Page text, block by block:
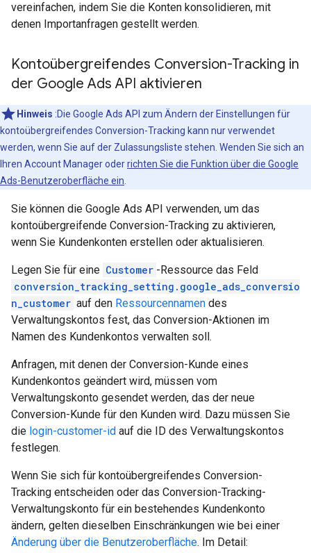
vereinfachen, indem Sie die Konten konsolidieren, mit
denen Importanfragen gestellt werden.
Kontoübergreifendes Conversion-Tracking in
der Google Ads API aktivieren
Hinweis :Die Google Ads API zum Ändern der Einstellungen für
kontoübergreifendes Conversion-Tracking kann nur verwendet
werden, wenn Sie auf der Zulassungsliste stehen. Wenden Sie sich an
Ihren Account Manager oderrichten Sie die Funktion über die Google
Ads-Benutzeroberfläche ein
Sie können die Google Ads API verwenden, um das
kontoübergreifende Conversion-Tracking zu aktivieren,
wenn Sie Kundenkonten erstellen oder aktualisieren.
Legen Sie für eine Customer -Ressource das Feld
conversion_tracking_setting.google_ads_conversio
n_customer auf den Ressourcennamen des
Verwaltungskontos fest, das Conversion-Aktionen im
Namen des Kundenkontos verwalten soll.
Anfragen, mit denen der Conversion-Kunde eines
Kundenkontos geändert wird, müssen vom
Verwaltungskonto gesendet werden, das der neue
Conversion-Kunde für den Kunden wird. Dazu müssen Sie
die login-customer-id auf die ID des Verwaltungskontos
festlegen.
Wenn Sie sich für kontoübergreifendes Conversion-
Tracking entscheiden oder das Conversion-Tracking-
Verwaltungskonto für ein bestehendes Kundenkonto
ändern, gelten dieselben Einschränkungen wie bei einer
Änderung über die Benutzeroberfläche. Im Detail: